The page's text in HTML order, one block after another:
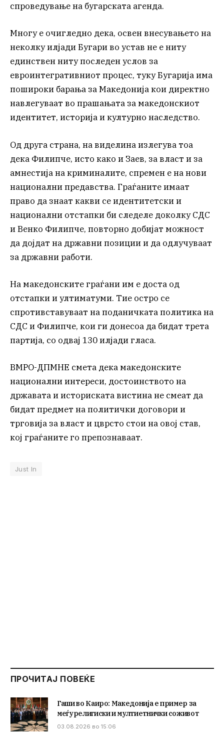
спроведување на бугарската агенда.
Многу е очигледно дека, освен внесувањето на
неколку илјади Бугари во устав не е ниту
единствен ниту последен услов за
евроинтегративниот процес, туку Бугарија има
пошироки барања за Македонија кои директно
навлегуваат во прашањата за македонскиот
идентитет, историја и културно наследство.
Од друга страна, на виделина излегува тоа
дека Филипче, исто како и Заев, за власт и за
амнестија на криминалите, спремен е на нови
национални предавства. Граѓаните имаат
право да знаат какви се идентитетски и
национални отстапки би следеле доколку СДС
и Венко Филипче, повторно добијат можност
да дојдат на државни позиции и да одлучуваат
за државни работи.
На македонските граѓани им е доста од
отстапки и ултиматуми. Тие остро се
спротивставуваат на поданичката политика на
СДС и Филипче, кои ги донесоа да бидат трета
партија, со одвај 130 илјади гласа.
ВМРО-ДПМНЕ смета дека македонските
национални интереси, достоинството на
државата и историската вистина не смеат да
бидат предмет на политички договори и
трговија за власт и цврсто стои на овој став,
кој граѓаните го препознаваат.
Just In
ПРОЧИТАЈ ПОВЕЌЕ
Гаши во Каиро: Македонија е пример за
меѓурелигиски и мултиетнички соживот
03.08.2026 во 15:06